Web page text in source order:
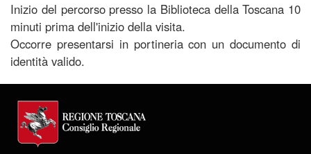
Inizio del percorso presso la Biblioteca della Toscana 10
minuti prima dell'inizio della visita.
Occorre presentarsi in portineria con un documento di
identità valido.